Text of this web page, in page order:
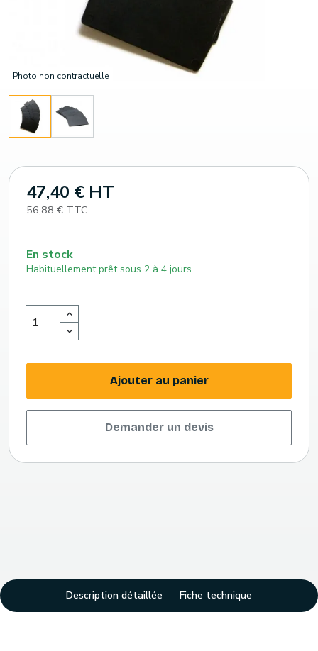
Photo non contractuelle
47,40 € HT
56,88 € TTC
En stock
Habituellement prêt sous 2 à 4 jours
Ajouter au panier
Demander un devis
Description détaillée Fiche technique